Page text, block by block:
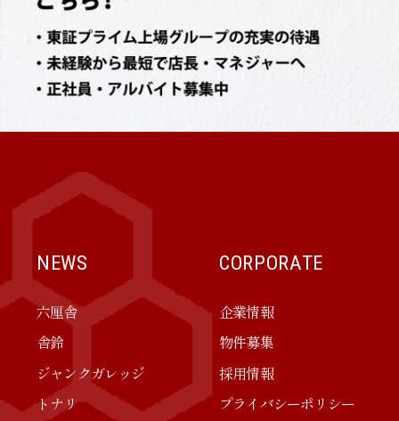
NEWS
六厘舎
舎鈴
ジャンクガレッジ
トナリ
CORPORATE
企業情報
物件募集
採用情報
プライバシーポリシー